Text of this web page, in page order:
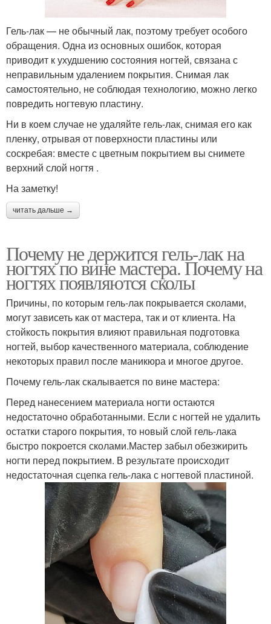
Гель-лак — не обычный лак, поэтому требует особого
обращения. Одна из основных ошибок, которая
приводит к ухудшению состояния ногтей, связана с
неправильным удалением покрытия. Снимая лак
самостоятельно, не соблюдая технологию, можно легко
повредить ногтевую пластину.
Ни в коем случае не удаляйте гель-лак, снимая его как
пленку, отрывая от поверхности пластины или
соскребая: вместе с цветным покрытием вы снимете
верхний слой ногтя .
На заметку!
читать дальше →
Почему не держится гель-лак на
ногтях по вине мастера. Почему на
ногтях появляются сколы
Причины, по которым гель-лак покрывается сколами,
могут зависеть как от мастера, так и от клиента. На
стойкость покрытия влияют правильная подготовка
ногтей, выбор качественного материала, соблюдение
некоторых правил после маникюра и многое другое.
Почему гель-лак скалывается по вине мастера:
Перед нанесением материала ногти остаются
недостаточно обработанными. Если с ногтей не удалить
остатки старого покрытия, то новый слой гель-лака
быстро покроется сколами.Мастер забыл обезжирить
ногти перед покрытием. В результате происходит
недостаточная сцепка гель-лака с ногтевой пластиной.